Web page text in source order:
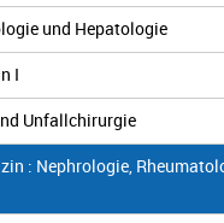
und Hepatologie
I
Unfallchirurgie
: Nephrologie,